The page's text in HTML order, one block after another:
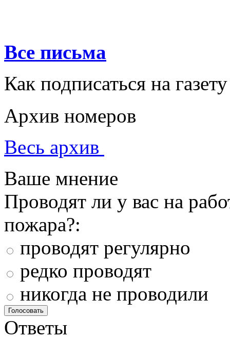
Все письма
Как подписаться на газету
Архив номеров
Весь архив
Ваше мнение
Проводят ли у вас на
пожара?:
проводят регулярно
редко проводят
никогда не проводили
Ответы